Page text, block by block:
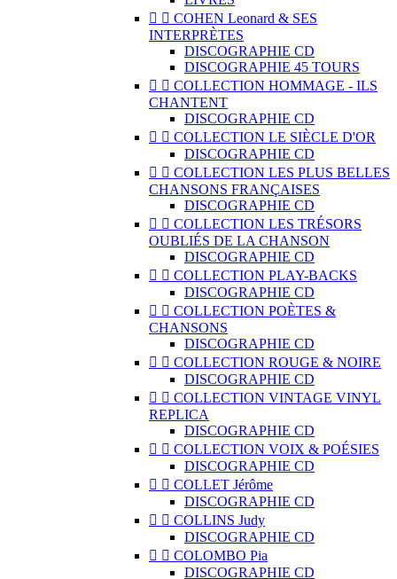
  COHEN Leonard & SES
INTERPRÈTES
DISCOGRAPHIE CD
DISCOGRAPHIE 45 TOURS
  COLLECTION HOMMAGE - ILS
CHANTENT
DISCOGRAPHIE CD
  COLLECTION LE SIÈCLE D'OR
DISCOGRAPHIE CD
  COLLECTION LES PLUS BELLES
CHANSONS FRANÇAISES
DISCOGRAPHIE CD
  COLLECTION LES TRÉSORS
OUBLIÉS DE LA CHANSON
DISCOGRAPHIE CD
  COLLECTION PLAY-BACKS
DISCOGRAPHIE CD
  COLLECTION POÈTES &
CHANSONS
DISCOGRAPHIE CD
  COLLECTION ROUGE & NOIRE
DISCOGRAPHIE CD
  COLLECTION VINTAGE VINYL
REPLICA
DISCOGRAPHIE CD
  COLLECTION VOIX & POÉSIES
DISCOGRAPHIE CD
  COLLET Jérôme
DISCOGRAPHIE CD
  COLLINS Judy
DISCOGRAPHIE CD
  COLOMBO Pia
DISCOGRAPHIE CD